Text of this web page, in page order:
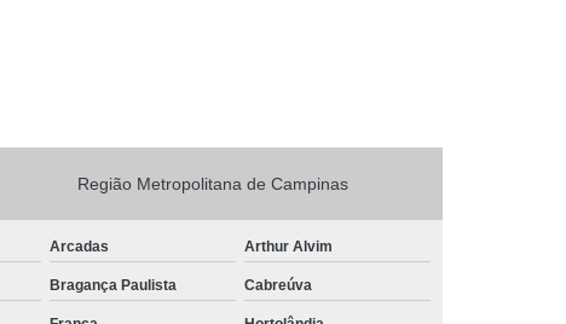
etiqueta de bolinha colorida Sumaré
preço de etiqueta bolinha colorida Holambra
Região Metropolitana de Campinas
Arcadas Arthur Alvim
Bragança Paulista Cabreúva